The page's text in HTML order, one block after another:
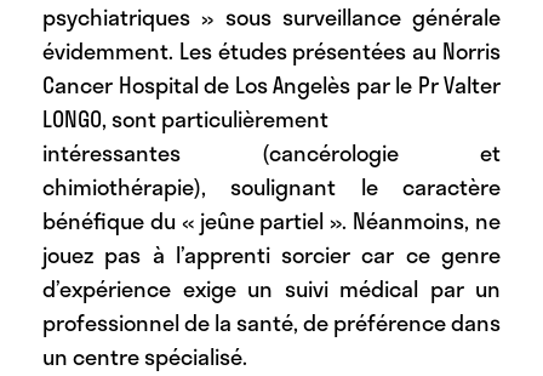
psychiatriques » sous surveillance générale
évidemment. Les études présentées au Norris
Cancer Hospital de Los Angelès par le Pr Valter
LONGO, sont particulièrement
intéressantes (cancérologie et
chimiothérapie), soulignant le caractère
bénéfique du « jeûne partiel ». Néanmoins, ne
jouez pas à l’apprenti sorcier car ce genre
d’expérience exige un suivi médical par un
professionnel de la santé, de préférence dans
un centre spécialisé.